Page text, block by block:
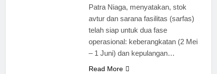
Patra Niaga, menyatakan, stok
avtur dan sarana fasilitas (sarfas)
telah siap untuk dua fase
operasional: keberangkatan (2 Mei
– 1 Juni) dan kepulangan…
Read More